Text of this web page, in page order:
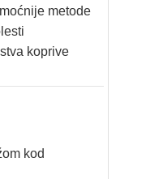
metode
koprive
kod